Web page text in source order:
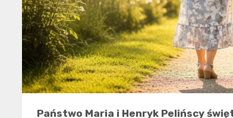
Państwo Maria i Henryk Pelińscy